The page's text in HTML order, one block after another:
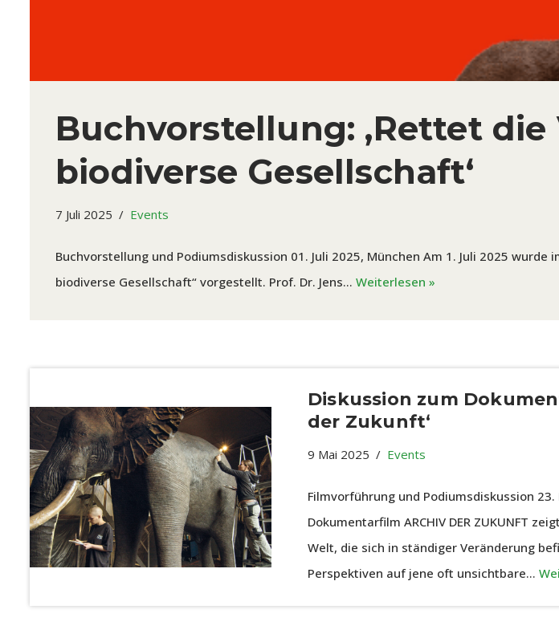
Buchvorstellung: ‚Rettet
biodiverse Gesellschaft‘
7 Juli 2025 Events
Buchvorstellung und Podiumsdiskussion 01. Juli 2025, München Am 1. Juli 2025
biodiverse Gesellschaft“ vorgestellt. Prof. Dr. Jens… Weiterlesen »
Diskussion zum
der Zukunft‘
9 Mai 2025 Events
Filmvorführung und Podiumsdiskussion 23.
Dokumentarfilm ARCHIV DER ZUKUNFT
Welt, die sich in ständiger Veränderung
Perspektiven auf jene oft unsichtbare…